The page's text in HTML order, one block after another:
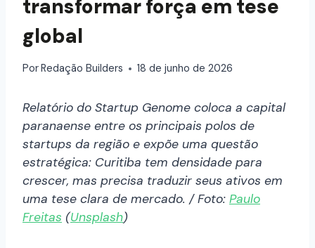
transformar força em tese
global
PorRedação Builders 18 de junho de 2026
Relatório do Startup Genome coloca a capital
paranaense entre os principais polos de
startups da região e expõe uma questão
estratégica: Curitiba tem densidade para
crescer, mas precisa traduzir seus ativos em
uma tese clara de mercado. / Foto: Paulo
Freitas (Unsplash)